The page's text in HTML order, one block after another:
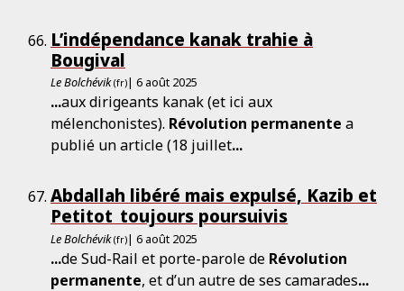
L’indépendance kanak trahie à
Bougival
Le Bolchévik (fr)| 6 août 2025
...aux dirigeants kanak (et ici aux
mélenchonistes). Révolution permanente a
publié un article (18 juillet...
Abdallah libéré mais expulsé, Kazib et
Petitot toujours poursuivis
Le Bolchévik (fr)| 6 août 2025
...de Sud-Rail et porte-parole de Révolution
permanente, et d’un autre de ses camarades...